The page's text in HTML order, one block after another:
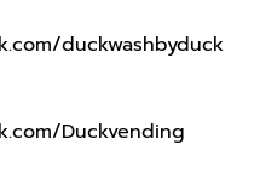
duckwashbyduck
Duckvending